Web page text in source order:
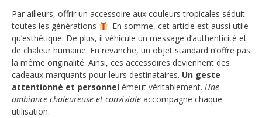
Par ailleurs, offrir un accessoire aux couleurs tropicales séduit
toutes les générations
. En somme, cet article est aussi utile
qu’esthétique. De plus, il véhicule un message d’authenticité et
de chaleur humaine. En revanche, un objet standard n’offre pas
la même originalité. Ainsi, ces accessoires deviennent des
cadeaux marquants pour leurs destinataires. Un geste
attentionné et personnel émeut véritablement. Une
ambiance chaleureuse et conviviale accompagne chaque
utilisation.